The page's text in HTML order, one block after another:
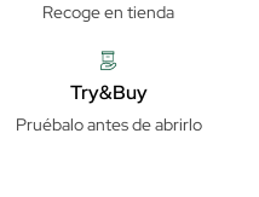
Recoge en tienda
Try&Buy
Pruébalo antes de abrirlo